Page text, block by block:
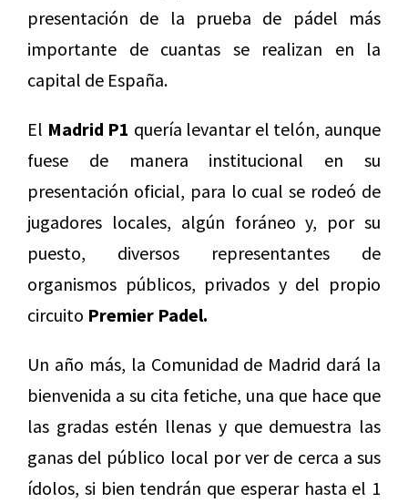
presentación de la prueba de pádel más
importante de cuantas se realizan en la
capital de España.
El Madrid P1 quería levantar el telón, aunque
fuese de manera institucional en su
presentación oficial, para lo cual se rodeó de
jugadores locales, algún foráneo y, por su
puesto, diversos representantes de
organismos públicos, privados y del propio
circuito Premier Padel.
Un año más, la Comunidad de Madrid dará la
bienvenida a su cita fetiche, una que hace que
las gradas estén llenas y que demuestra las
ganas del público local por ver de cerca a sus
ídolos, si bien tendrán que esperar hasta el 1